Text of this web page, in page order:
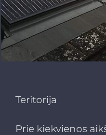
Teritorija
Prie kiekvienos